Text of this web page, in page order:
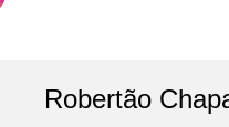
Robertão